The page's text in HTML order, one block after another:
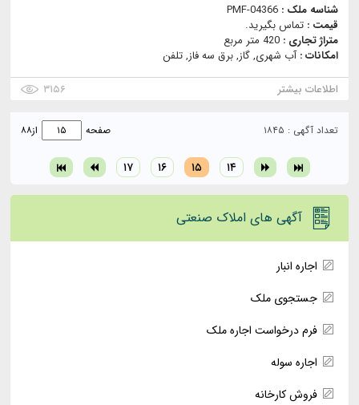
شناسه ملک : PMF-04366
قیمت : تماس بگیرید.
متراژ تجاری : 420 متر مربع
امکانات :آب شهری, گاز, برق سه فاز, تلفن
اطلاعات بیشتر
۳۱۵۶
تعداد آگهی : ۱۸۴۵
۱۴ ۱۵ ۱۶ ۱۷
صفحه از۸۸
آگهی های املاک صنعتی
اجاره انبار
جستجوی ملک
فرم درخواست اجاره ملک
اجاره سوله
فروش کارخانه